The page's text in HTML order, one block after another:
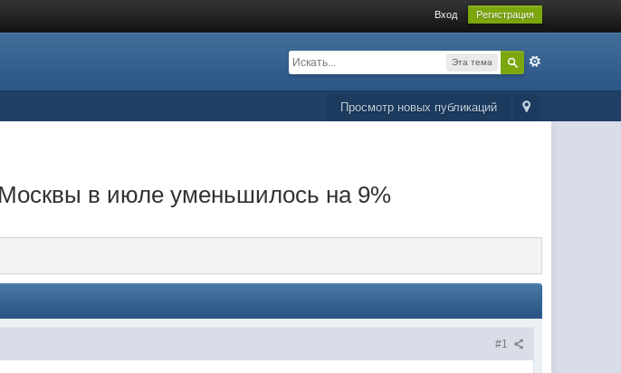
Вход Регистрация
Эта тема
Просмотр новых публикаций
в июле уменьшилось на 9%
#1